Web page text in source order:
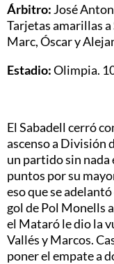
Árbitro: José
Tarjetas amarillas
Marc, Óscar y
Estadio:Olimpia.
El Sabadell cerró
ascenso a División
un partido sin nada
puntos por su
eso que se
gol de Pol Monells
el Mataró le dio la
Vallés y Marcos.
poner el empate a